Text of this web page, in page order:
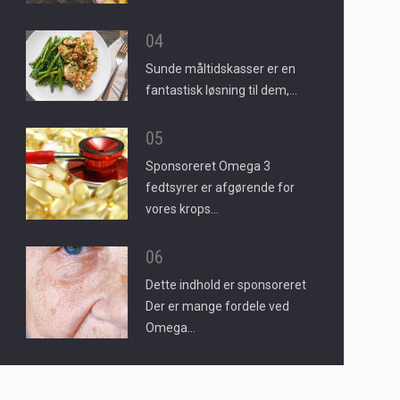
04
Sunde måltidskasser er en
fantastisk løsning til dem,…
05
Sponsoreret Omega 3
fedtsyrer er afgørende for
vores krops…
06
Dette indhold er sponsoreret
Der er mange fordele ved
Omega…